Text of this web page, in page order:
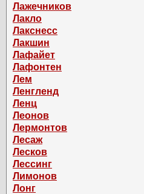
Лажечников
Лакло
Лакснесс
Лакшин
Лафайет
Лафонтен
Лем
Ленгленд
Ленц
Леонов
Лермонтов
Лесаж
Лесков
Лессинг
Лимонов
Лонг